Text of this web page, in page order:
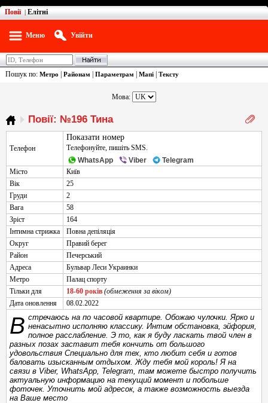
Повії | Елітні
Меню Увійти
Пошук по: Метро Районам Параметрам Мапі| Тексту
Мова:
Повії: №196 Тина
Телефон
Показати номер
Телефонуйте, пишіть SMS.
WhatsApp
Viber
Telegram
Місто
Київ
Вік
25
Груди
2
Вага
58
Зріст
164
Інтимна стрижка
Повна депіляція
Округ
Правий берег
Район
Печерський
Адреса
Бульвар Леси Украинки
Метро
Палац спорту
Тільки для
18-60 років (обмеження за віком)
Дата оновлення
08.02.2022
Встречаюсь на по часовой квартире. Обожаю чулочки. Ярко и ненасытно исполняю классику. Интим обстановка, эйфория,
полное расслабление. Э то, как я буду ласкать твой член в
разных позах заставит тебя кончить от большого
удовольствия Специально для тех, кто любит себя и готов
баловать изысканным отдыхом. Жду тебя мой король! Я на
связи в Viber, WhatsApp, Telegram, там можете быстро получить
актуальную информацию на текущий момент и побольше
фоточек. Уточнить мой адресок, а также возможность выезда
на Ваше место